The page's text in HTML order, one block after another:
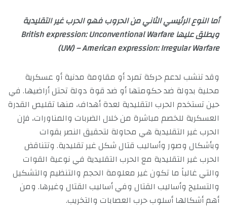
أما النوع الرئيسي الثاني من الحروب فهو الحرب غير التقليدية
ويطلق عليها British expression: Unconventional Warfare
(UW) – American expression: Irregular Warfare
وقد تنشب لدعم حركة تمرد أو مقاومة مدنية أو عسكرية
محلية بدولة ضد حكومتها أو ضد قوة دولة تحتل أراضيها. في
حين تستخدم الحرب التقليدية لعدة أهداف، منها تقليص القدرة
العسكرية للخصم مباشرة من خلال الضربات والمناورات، فإن
الحرب غير التقليدية هي محاولة لتحقيق النصر بقوات
وبأشكال وصور وأساليب قتال شكل غير تقليدية. وتتناقض
الحرب غير التقليدية مع الحرب التقليدية في نوعية القوات
والتي غالباً ما تكون غير معلومة الحجم والتنظيم والتشكيل
والتسليح وأساليب القتال وفي أساليب القتال وغيرها. ومن
أهم أشكالها أسلوب حرب العصابات والتخريب.